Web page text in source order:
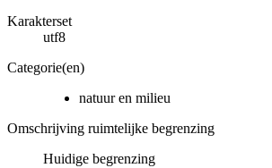
Karakterset
utf8
Categorie(en)
natuur en milieu
Omschrijving ruimtelijke begrenzing
Huidige begrenzing